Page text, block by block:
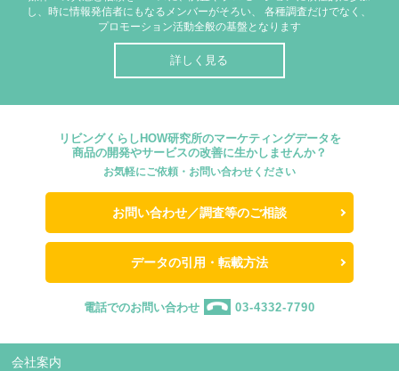
し、時に情報発信者にもなるメンバーがそろい、
各種調査だけでなく、
プロモーション活動全般の基盤となります
詳しく見る
リビングくらしHOW研究所のマーケティングデータを
商品の開発やサービスの改善に生かしませんか？
お気軽にご依頼・お問い合わせください
お問い合わせ／調査等のご相談
データの引用・転載方法
電話でのお問い合わせ 03-4332-7790
会社案内